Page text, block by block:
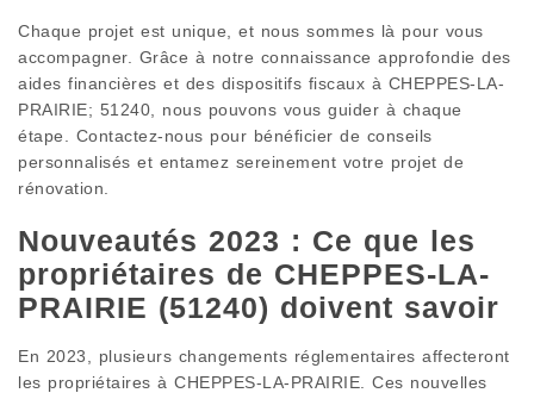
Chaque projet est unique, et nous sommes là pour vous
accompagner. Grâce à notre connaissance approfondie des
aides financières et des dispositifs fiscaux à CHEPPES-LA-
PRAIRIE; 51240, nous pouvons vous guider à chaque
étape. Contactez-nous pour bénéficier de conseils
personnalisés et entamez sereinement votre projet de
rénovation.
Nouveautés 2023 : Ce que les
propriétaires de CHEPPES-LA-
PRAIRIE (51240) doivent savoir
En 2023, plusieurs changements réglementaires affecteront
les propriétaires à CHEPPES-LA-PRAIRIE. Ces nouvelles